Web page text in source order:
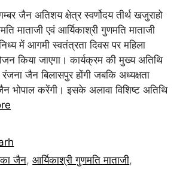
जैन अतिशय क्षेत्र स्वर्णोदय तीर्थ खजुराहो
माताजी एवं आर्यिकाश्री गुणमति माताजी
में आगमी स्वतंत्रता दिवस पर महिला
किया जाएगा। कार्यक्रम की मुख्य अतिथि
जैन बिलासपुर होंगी जबकि अध्यक्षता
जैन भोपाल करेंगी। इसके अलावा विशिष्ट अतिथि
जैन,आर्यिकाश्री गुणमति माताजी,